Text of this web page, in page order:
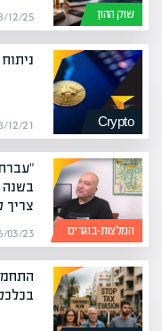
שוק ההון 28/12/25 (ח׳ טבת תשפ״ו) |
Crypto 08/12/21 (ד׳ טבת תשפ״ב) |
המלצות-בוגרים
צריך
26/03/23 (ד׳ ניסן תשפ״ג) |